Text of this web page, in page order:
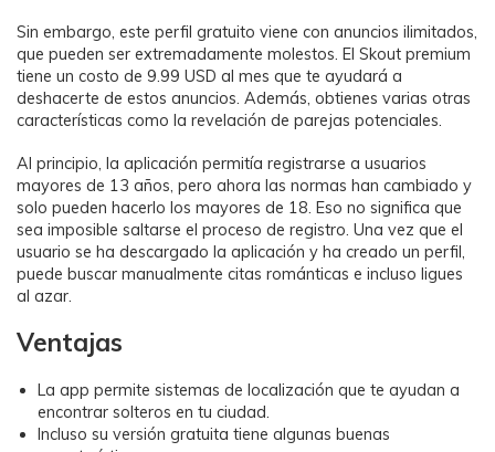
Sin embargo, este perfil gratuito viene con anuncios ilimitados,
que pueden ser extremadamente molestos. El Skout premium
tiene un costo de 9.99 USD al mes que te ayudará a
deshacerte de estos anuncios. Además, obtienes varias otras
características como la revelación de parejas potenciales.
Al principio, la aplicación permitía registrarse a usuarios
mayores de 13 años, pero ahora las normas han cambiado y
solo pueden hacerlo los mayores de 18. Eso no significa que
sea imposible saltarse el proceso de registro. Una vez que el
usuario se ha descargado la aplicación y ha creado un perfil,
puede buscar manualmente citas románticas e incluso ligues
al azar.
Ventajas
La app permite sistemas de localización que te ayudan a
encontrar solteros en tu ciudad.
Incluso su versión gratuita tiene algunas buenas